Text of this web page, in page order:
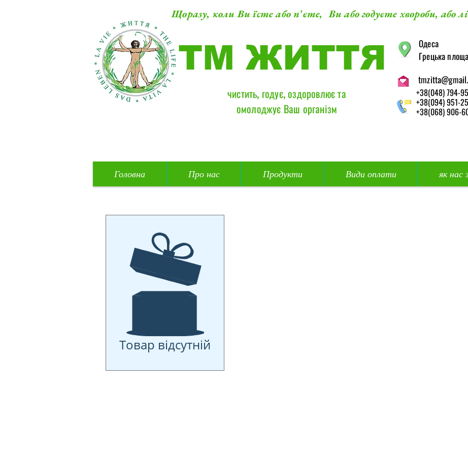
Щоразу, коли Ви їсте або п'єте, Ви або годуєте хвороби, або
ТМ ЖИТТЯ
чистить, годує, оздоровлює та
омолоджує Ваш організм
​Одеса
Грецька
+38(048) 794-
+38(094) 951-
+38(068) 906-
Головна Про нас Продукти Види оплати як нас
Товар відсутній